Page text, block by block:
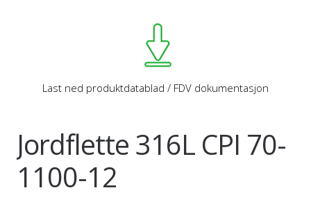
Last ned produktdatablad / FDV dokumentasjon
Jordflette 316L CPI 70-
1100-12